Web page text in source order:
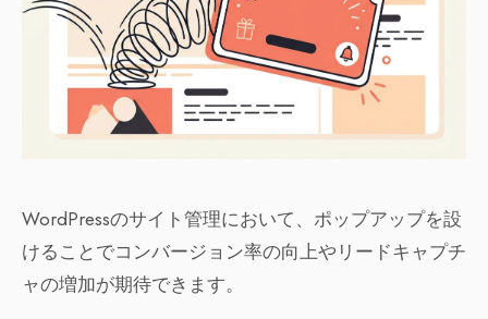
WordPressのサイト管理において、ポップアップを設
けることでコンバージョン率の向上やリードキャプチ
ャの増加が期待できます。